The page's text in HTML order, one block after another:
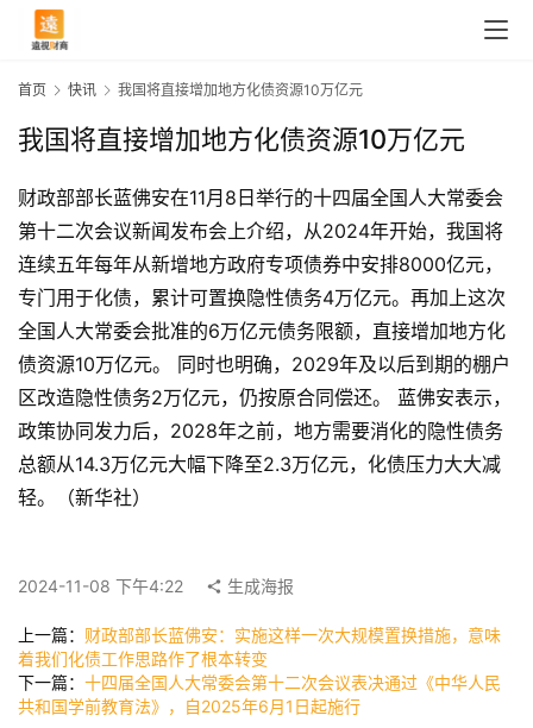
首
页
快
公
首页 快讯 我国将直接增加地方化债资源10万亿元
我国将直接增加地方化债资源10万亿元
财政部部长蓝佛安在11月8日举行的十四届全国人大常委会
第十二次会议新闻发布会上介绍，从2024年开始，我国将
连续五年每年从新增地方政府专项债券中安排8000亿元，
专门用于化债，累计可置换隐性债务4万亿元。再加上这次
全国人大常委会批准的6万亿元债务限额，直接增加地方化
债资源10万亿元。 同时也明确，2029年及以后到期的棚户
区改造隐性债务2万亿元，仍按原合同偿还。 蓝佛安表示，
政策协同发力后，2028年之前，地方需要消化的隐性债务
总额从14.3万亿元大幅下降至2.3万亿元，化债压力大大减
轻。（新华社）
2024-11-08 下午4:22 生成海报
上一篇： 财政部部长蓝佛安：实施这样一次大规模置换措施，意味
着我们化债工作思路作了根本转变
下一篇： 十四届全国人大常委会第十二次会议表决通过《中华人民
共和国学前教育法》，自2025年6月1日起施行